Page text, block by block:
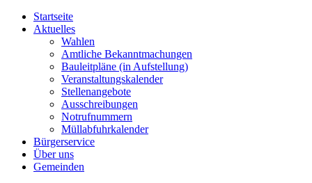
Startseite
Aktuelles
Wahlen
Amtliche Bekanntmachungen
Bauleitpläne (in Aufstellung)
Veranstaltungskalender
Stellenangebote
Ausschreibungen
Notrufnummern
Müllabfuhrkalender
Bürgerservice
Über uns
Gemeinden